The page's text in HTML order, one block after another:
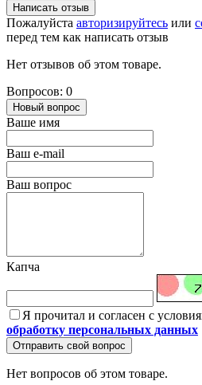
Написать отзыв
Пожалуйста авторизируйтесь или
перед тем как написать отзыв
Нет отзывов об этом товаре.
Вопросов: 0
Новый вопрос
Ваше имя
Ваш e-mail
Ваш вопрос
Капча
Я прочитал и согласен с
обработку персональных данных
Отправить свой вопрос
Нет вопросов об этом товаре.